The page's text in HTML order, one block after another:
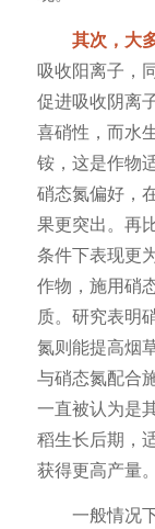
其次，大
吸收阳离子，
促进吸收阴离
喜硝性，而水
铵，这是作物
硝态氮偏好，
果更突出。再
条件下表现更
作物，施用硝
质。研究表明
氮则能提高烟
与硝态氮配合
一直被认为是
稻生长后期，
获得更高产量。
一般情况